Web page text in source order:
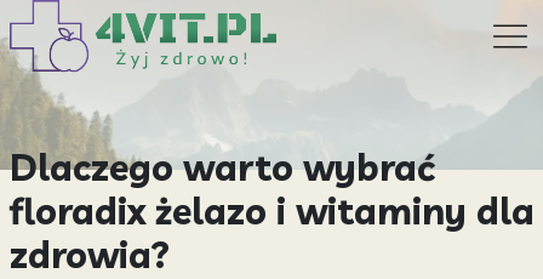
Dlaczego warto wybrać
floradix żelazo i witaminy dla
zdrowia?